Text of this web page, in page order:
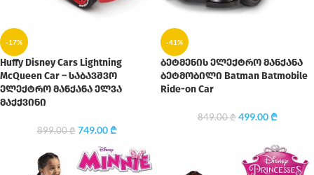
-17%
Huffy Disney Cars Lightning
McQueen Car – საბავშვო
ელექტრო მანქანა ელვა
მაქქვინი
899.00₾ 749.00₾
-41%
ბეტმენის ელექტრო მანქანა
ბეტმობილი Batman Batmobile
Ride-on Car
849.00₾ 499.00₾